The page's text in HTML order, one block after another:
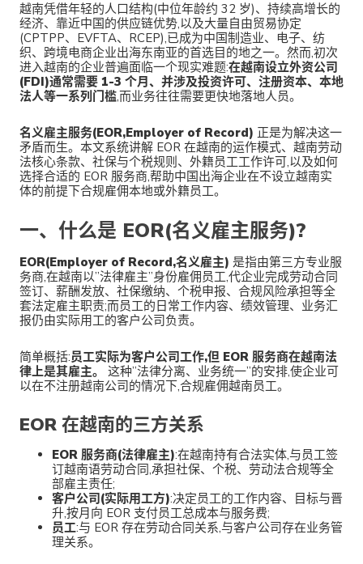
越南凭借年轻的人口结构(中位年龄约 32 岁)、持续高增长的
经济、靠近中国的供应链优势,以及大量自由贸易协定
(CPTPP、EVFTA、RCEP),已成为中国制造业、电子、纺
织、跨境电商企业出海东南亚的首选目的地之一。然而,初次
进入越南的企业普遍面临一个现实难题:在越南设立外资公司
(FDI)通常需要 1-3 个月、并涉及投资许可、注册资本、本地
法人等一系列门槛,而业务往往需要更快地落地人员。
名义雇主服务(EOR,Employer of Record) 正是为解决这一
矛盾而生。本文系统讲解 EOR 在越南的运作模式、越南劳动
法核心条款、社保与个税规则、外籍员工工作许可,以及如何
选择合适的 EOR 服务商,帮助中国出海企业在不设立越南实
体的前提下合规雇佣本地或外籍员工。
一、什么是 EOR(名义雇主服务)?
EOR(Employer of Record,名义雇主) 是指由第三方专业服
务商,在越南以”法律雇主”身份雇佣员工,代企业完成劳动合同
签订、薪酬发放、社保缴纳、个税申报、合规风险承担等全
套法定雇主职责;而员工的日常工作内容、绩效管理、业务汇
报仍由实际用工的客户公司负责。
简单概括:员工实际为客户公司工作,但 EOR 服务商在越南法
律上是其雇主。
这种”法律分离、业务统一”的安排,使企业可
以在不注册越南公司的情况下,合规雇佣越南员工。
EOR 在越南的三方关系
EOR 服务商(法律雇主):在越南持有合法实体,与员工签
订越南语劳动合同,承担社保、个税、劳动法合规等全
部雇主责任;
客户公司(实际用工方):决定员工的工作内容、目标与晋
升,按月向 EOR 支付员工总成本与服务费;
员工:与 EOR 存在劳动合同关系,与客户公司存在业务管
理关系。